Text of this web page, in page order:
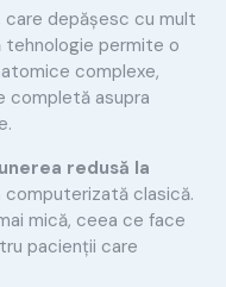
care depășesc cu mult
tehnologie permite o
complexe,
completă asupra
redusă la
clasică.
mică, ceea ce face
pacienții care